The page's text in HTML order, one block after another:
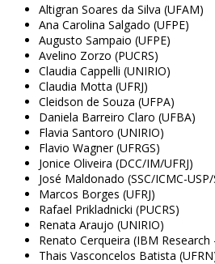
Altigran Soares da Silva (UFAM)
Ana Carolina Salgado (UFPE)
Augusto Sampaio (UFPE)
Avelino Zorzo (PUCRS)
Claudia Cappelli (UNIRIO)
Claudia Motta (UFRJ)
Cleidson de Souza (UFPA)
Daniela Barreiro Claro (UFBA)
Flavia Santoro (UNIRIO)
Flavio Wagner (UFRGS)
Jonice Oliveira (DCC/IM/UFRJ)
José Maldonado (SSC/ICMC-
Marcos Borges (UFRJ)
Rafael Prikladnicki (PUCRS)
Renata Araujo (UNIRIO)
Renato Cerqueira (IBM Research
Thais Vasconcelos Batista